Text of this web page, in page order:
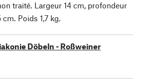
traité. Largeur 14 cm, profondeur
cm. Poids 1,7 kg.
Döbeln - Roßweiner